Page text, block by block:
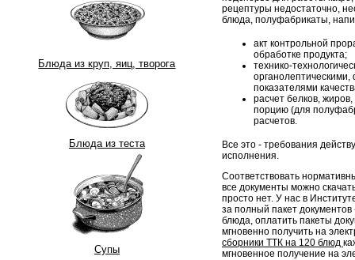
Блюда из круп, яиц, творога
Блюда из теста
Супы
рецептуры недостаточно,
блюда, полуфабрикаты,
акт контрольной
обработке продукта;
технико-
показателями
расчет белков,
порцию (для
расчетов.
Все это - требования
исполнения.
Соответствовать
все документы можно
просто нет. У нас в
за полный пакет документов
блюда, оплатить пакеты
мгновенно получить на
сборники ТТК на 120 блюд
мгновенное получение на